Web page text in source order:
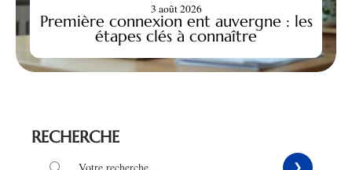
Première connexion ent auvergne : les
étapes clés à connaître
3 août 2026
RECHERCHE